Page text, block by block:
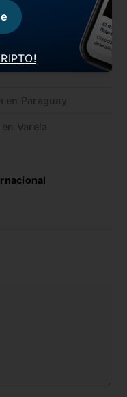
a sus finalistas
la Copa
en Paraguay
Varela